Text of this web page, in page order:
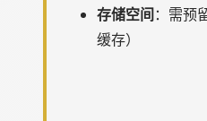
​存储空间​：需预
缓存）